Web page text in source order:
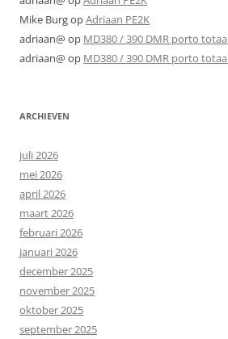
Mike BurgopAdriaan PE2K
adriaan@ op MD380 / 390 DMR porto
adriaan@ op MD380 / 390 DMR porto
ARCHIEVEN
juli 2026
mei 2026
april 2026
maart 2026
februari 2026
januari 2026
december 2025
november 2025
oktober 2025
september 2025